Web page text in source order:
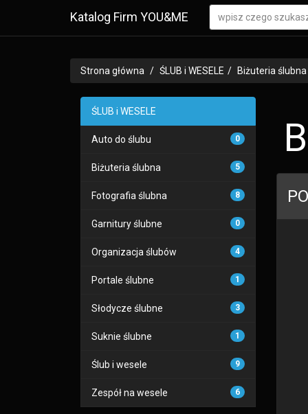
Katalog Firm YOU&ME
Strona główna ŚLUB i WESELE Biżuteria ślubna
ŚLUB i WESELE
0
Auto do ślubu
5
Biżuteria ślubna
8
Fotografia ślubna
0
Garnitury ślubne
4
Organizacja ślubów
1
Portale ślubne
3
Słodycze ślubne
1
Suknie ślubne
9
Ślub i wesele
6
Zespół na wesele